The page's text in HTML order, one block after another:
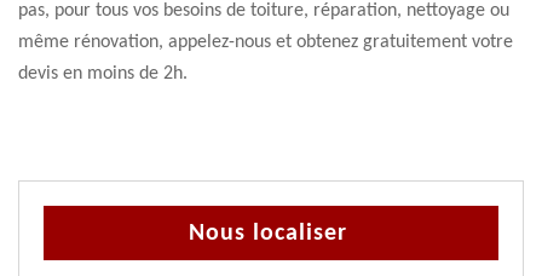
pas, pour tous vos besoins de toiture, réparation, nettoyage ou
même rénovation, appelez-nous et obtenez gratuitement votre
devis en moins de 2h.
Nous localiser